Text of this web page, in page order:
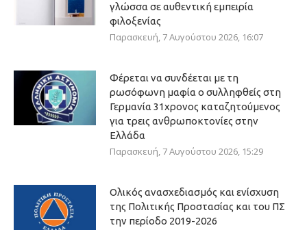
γλώσσα σε αυθεντική εμπειρία
φιλοξενίας
Παρασκευή, 7 Αυγούστου 2026, 16:07
Φέρεται να συνδέεται με τη
ρωσόφωνη μαφία ο συλληφθείς στη
Γερμανία 31χρονος καταζητούμενος
για τρεις ανθρωποκτονίες στην
Ελλάδα
Παρασκευή, 7 Αυγούστου 2026, 15:29
Ολικός ανασχεδιασμός και ενίσχυση
της Πολιτικής Προστασίας και του ΠΣ
την περίοδο 2019-2026